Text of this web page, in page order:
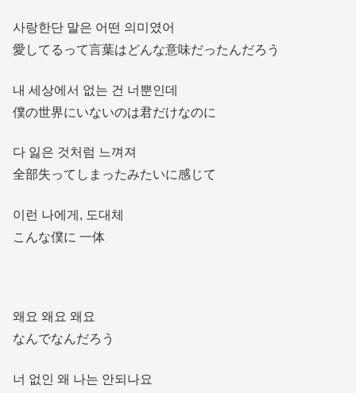
사랑한단 말은 어떤 의미였어
愛してるって言葉はどんな意味だったんだろう
내 세상에서 없는 건 너뿐인데
僕の世界にいないのは君だけなのに
다 잃은 것처럼 느껴져
全部失ってしまったみたいに感じて
이런 나에게, 도대체
こんな僕に 一体
왜요 왜요 왜요
なんでなんだろう
너 없인 왜 나는 안되나요